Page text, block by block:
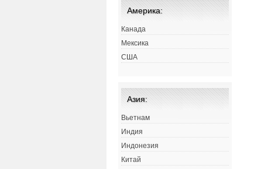
Америка:
Канада
Мексика
США
Азия:
Вьетнам
Индия
Индонезия
Китай